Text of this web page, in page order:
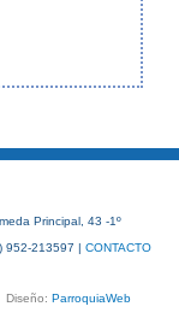
Principal, 43 -1º
952-213597 | CONTACTO
Diseño: ParroquiaWeb